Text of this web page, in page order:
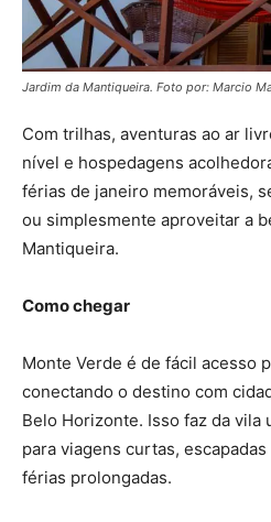
Jardim da Mantiqueira. Foto por: Marcio
Com trilhas, aventuras ao ar
nível e hospedagens
férias de janeiro memoráveis,
ou simplesmente aproveitar a
Mantiqueira.
Como chegar
Monte Verde é de fácil acesso
conectando o destino com
Belo Horizonte. Isso faz da vila
para viagens curtas,
férias prolongadas.